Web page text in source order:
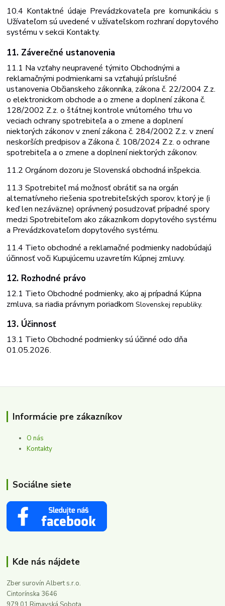
10.4 Kontaktné údaje Prevádzkovateľa pre komunikáciu s
Užívateľom sú uvedené v užívateľskom rozhraní dopytového
systému v sekcii Kontakty.
11. Záverečné ustanovenia
11.1 Na vzťahy neupravené týmito Obchodnými a
reklamačnými podmienkami sa vzťahujú príslušné
ustanovenia Občianskeho zákonníka, zákona č. 22/2004 Z.z.
o elektronickom obchode a o zmene a doplnení zákona č.
128/2002 Z.z. o štátnej kontrole vnútorného trhu vo
veciach ochrany spotrebiteľa a o zmene a doplnení
niektorých zákonov v znení zákona č. 284/2002 Z.z. v znení
neskorších predpisov a Zákonač. 108/2024 Z.z.oochrane
spotrebiteľaao zmeneadoplnení niektorých zákonov.
11.2 Orgánomdozoru jeSlovenskáobchodnáinšpekcia.
11.3 Spotrebiteľ má možnosť obrátiť sa na orgán
alternatívneho riešenia spotrebiteľských sporov, ktorý je (i
keď len nezáväzne) oprávnený posudzovať prípadné spory
medzi Spotrebiteľom ako zákazníkom dopytového systému
a Prevádzkovateľom dopytového systému.
11.4 Tieto obchodné a reklamačné podmienky nadobúdajú
účinnosť voči Kupujúcemu uzavretím Kúpnej zmluvy.
12. Rozhodné právo
12.1 TietoObchodnépodmienky,akoaj prípadná Kúpna
zmluva,sariadiaprávnymporiadkomSlovenskejrepubliky.
13. Účinnosť
13.1 TietoObchodnépodmienky súúčinné odo dňa
01.05.2026.
Informácie pre zákazníkov
O nás
Kontakty
Sociálne siete
Kde nás nájdete
Zber surovín Albert s.r.o.
Cintorínska 3646